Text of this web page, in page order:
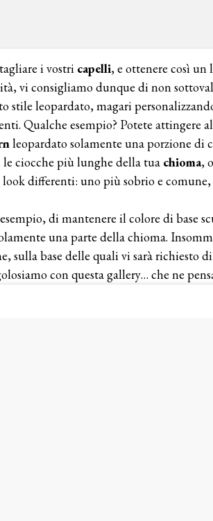
i vostri capelli, e ottenere così un
vi consigliamo dunque di non
stile leopardato, magari
Qualche esempio? Potete attingere
leopardato solamente una porzione di
ciocche più lunghe della tua chioma,
differenti: uno più sobrio e comune,
di mantenere il colore di base
una parte della chioma.
sulla base delle quali vi sarà richiesto
con questa gallery… che ne